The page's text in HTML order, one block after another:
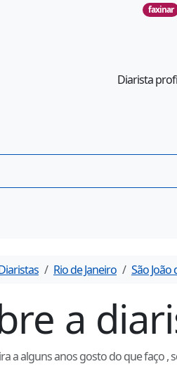
faxinar
Diarista
Rio de Janeiro São
a
a alguns anos gosto do que faço